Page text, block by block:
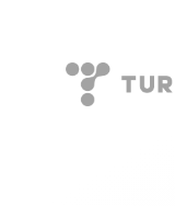
content